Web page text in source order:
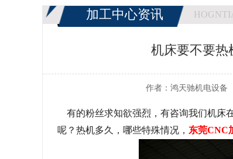
加工中心资讯
机床要不要热
作者： 鸿天驰机电设备
有的粉丝求知欲强烈，有咨询我们机床
呢？热机多久，哪些特殊情况， 东莞CNC